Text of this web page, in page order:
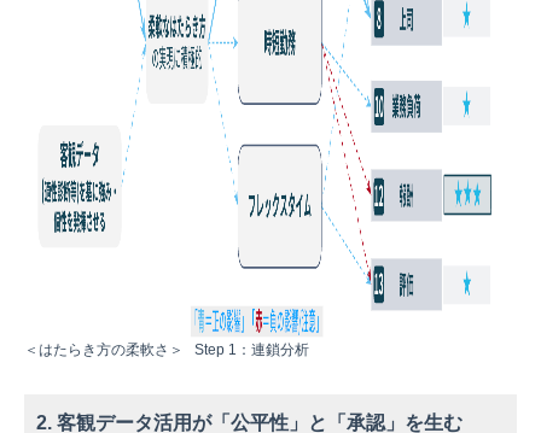
＜はたらき方の柔軟さ＞ Step 1：連鎖分析
2. 客観データ活用が「公平性」と「承認」を生む